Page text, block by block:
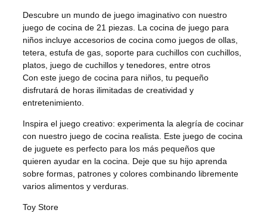
Descubre un mundo de juego imaginativo con nuestro
juego de cocina de 21 piezas. La cocina de juego para
niños incluye accesorios de cocina como juegos de ollas,
tetera, estufa de gas, soporte para cuchillos con cuchillos,
platos, juego de cuchillos y tenedores, entre otros
Con este juego de cocina para niños, tu pequeño
disfrutará de horas ilimitadas de creatividad y
entretenimiento.
Inspira el juego creativo: experimenta la alegría de cocinar
con nuestro juego de cocina realista. Este juego de cocina
de juguete es perfecto para los más pequeños que
quieren ayudar en la cocina. Deje que su hijo aprenda
sobre formas, patrones y colores combinando libremente
varios alimentos y verduras.
Toy Store